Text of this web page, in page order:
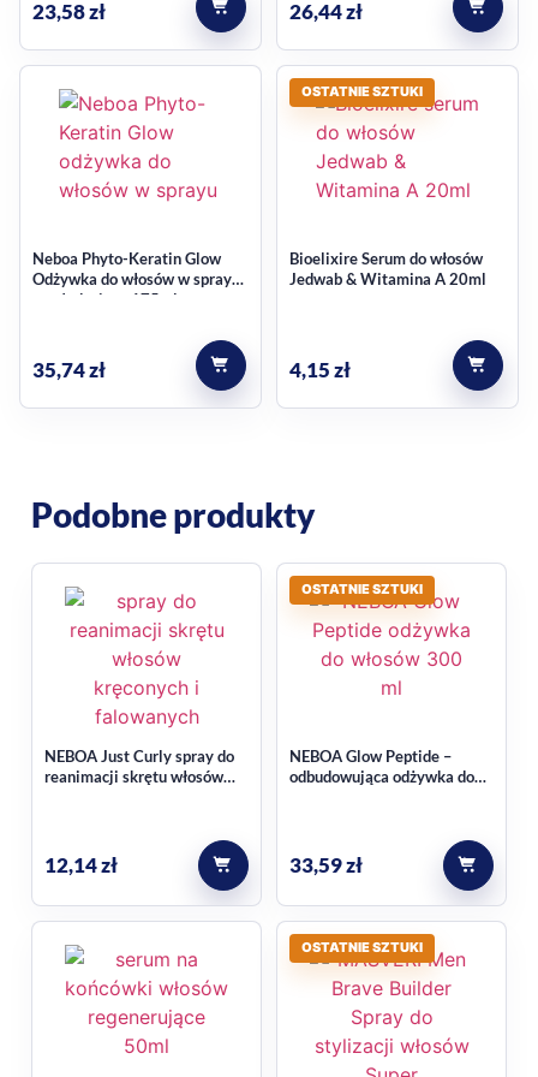
Spray ułatwia codzienne użycie i pozwala sięgnąć po
odżywkę wtedy, gdy potrzebujesz szybkiej pielęgnacji. Taka
forma jest praktyczna zwłaszcza przy włosach
wymagających wygładzenia i prostego, codziennego
wsparcia bez dodatkowego kroku w postaci spłukiwania.
lekka odżywka w sprayu bez spłukiwania
efekt wygładzenia i zdrowego blasku
odpowiednia do włosów suchych i matowych
Składniki wskazane w opisie
produktu
hibiskusa oraz olej makadamia. Według opisu mają one
wspierać wygładzenie, połysk, nawilżenie oraz odżywienie i
zmiękczenie pasm.
Dobry wybór do pielęgnacji i
stylizacji
Jeśli szukasz produktu, który łączy pielęgnację z szybkim
efektem wizualnym, ta odżywka może być praktycznym
Najczęstsze pytania
Czy ta odżywka wymaga
spłukiwania?
Nie, w opisie produktu wskazano, że jest to odżywka bez
23,58zł 26,44zł
Neboa Phyto-Keratin Glow
Odżywka do włosów w sprayu,
wygładzająca 175ml
35,74zł
OSTATNIE SZTUKI
Bioelixire Serum do włosów
Jedwab & Witamina A 20ml
4,15zł
Podobne produkty
NEBOA Just Curly spray do
reanimacji skrętu włosów
12,14zł
OSTATNIE SZTUKI
NEBOA Glow Peptide –
odbudowująca odżywka do
33,59zł
OSTATNIE SZTUKI